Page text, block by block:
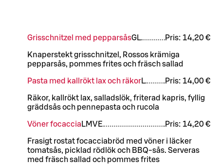
Grisschnitzel med pepparsåsGL Pris: 14,20 €
Knaperstekt grisschnitzel, Rossos krämiga
pepparsås, pommes frites och fräsch sallad
Pasta med kallrökt lax och räkorL Pris: 14,00 €
Räkor, kallrökt lax, salladslök, friterad kapris, fyllig
gräddsås och pennepasta och rucola
Vöner focaccia LMVE Pris: 14,20 €
Frasigt rostat focacciabröd med vöner i läcker
tomatsås, picklad rödlök och BBQ-sås. Serveras
med fräsch sallad och pommes frites